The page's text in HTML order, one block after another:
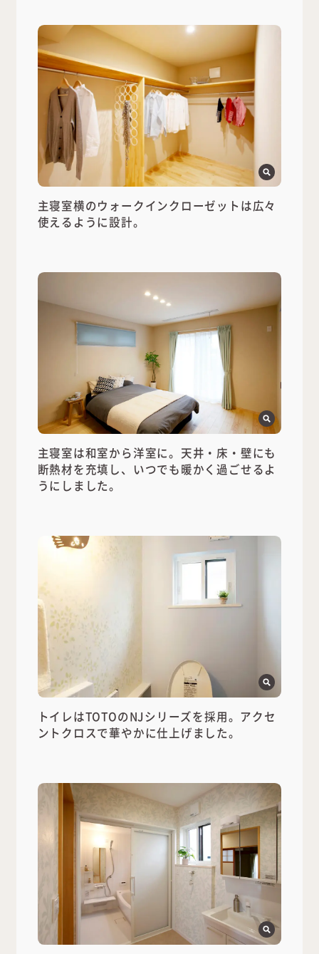
主寝室横のウォークインクローゼットは広々
使えるように設計。
主寝室は和室から洋室に。天井・床・壁にも
断熱材を充填し、いつでも暖かく過ごせるよ
うにしました。
トイレはTOTOのNJシリーズを採用。アクセ
ントクロスで華やかに仕上げました。